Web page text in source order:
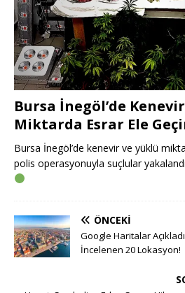
Bursa İnegöl’de
Miktarda Esrar Ele
Bursa İnegöl’de kenevir ve yüklü
polis operasyonuyla suçlular
ÖNCEKI
Google Haritalar
İncelenen 20 Lokasyon!